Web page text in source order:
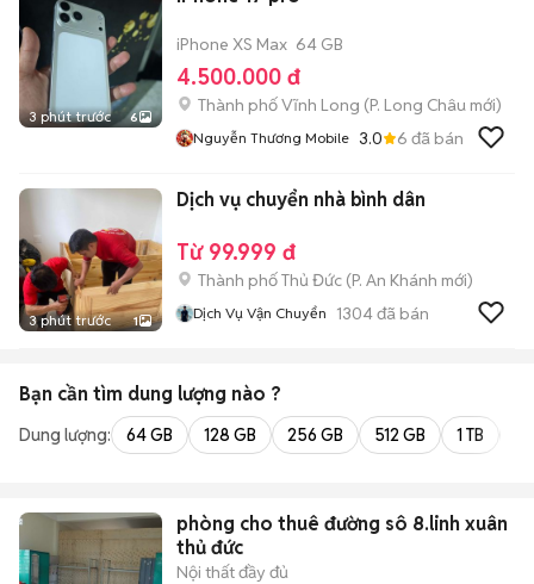
3 phút trước 6
iPhone XS Max 64 GB
4.500.000 đ
Thành phố Vĩnh Long (P. Long Châu mới)
Nguyễn Thương Mobile 3.0 6 đã bán
3 phút trước 1
Dịch vụ chuyển nhà bình dân
Từ 99.999 đ
Thành phố Thủ Đức (P. An Khánh mới)
Dịch Vụ Vận Chuyển 1304đã bán
Bạn cần tìm dung lượng nào ?
Dung lượng: 64 GB 128 GB 256 GB 512 GB 1 TB
phòng cho thuê đường sô 8.linh xuân
thủ đức
Nội thất đầy đủ